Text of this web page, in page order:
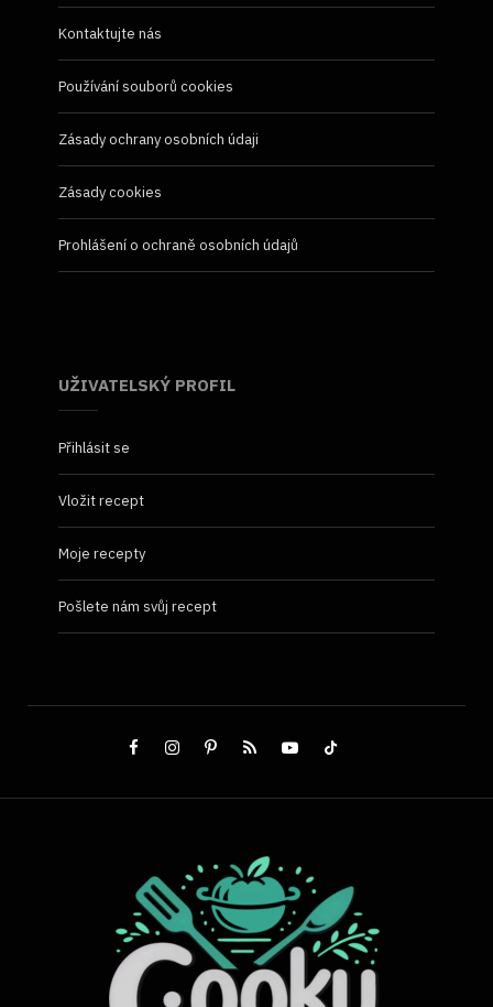
Kontaktujte nás
Používání souborů cookies
Zásady ochrany osobních údaji
Zásady cookies
Prohlášení o ochraně osobních údajů
UŽIVATELSKÝ PROFIL
Přihlásit se
Vložit recept
Moje recepty
Pošlete nám svůj recept